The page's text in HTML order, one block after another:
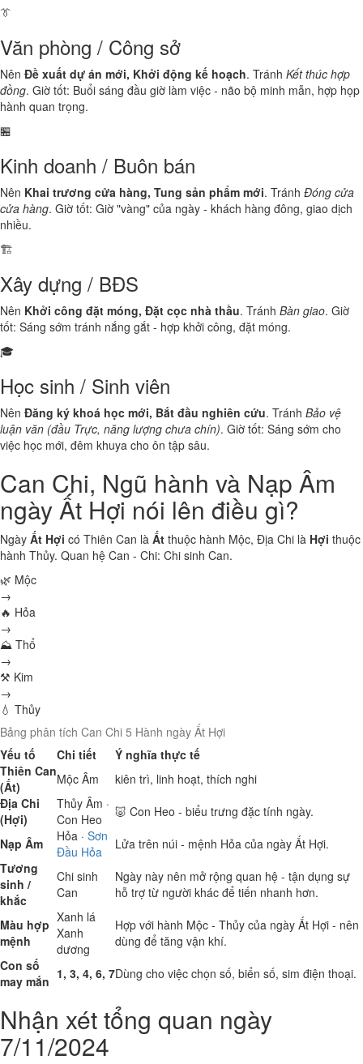
👔
Văn phòng / Công sở
Nên Đề xuất dự án mới, Khởi động kế hoạch. Tránh Kết thúc hợp
đồng. Giờ tốt: Buổi sáng đầu giờ làm việc - não bộ minh mẫn, hợp họp
hành quan trọng.
🏪
Kinh doanh / Buôn bán
Nên Khai trương cửa hàng, Tung sản phẩm mới. Tránh Đóng cửa
cửa hàng. Giờ tốt: Giờ "vàng" của ngày - khách hàng đông, giao dịch
nhiều.
🏗️
Xây dựng / BĐS
Nên Khởi công đặt móng, Đặt cọc nhà thầu. Tránh Bàn giao. Giờ
tốt: Sáng sớm tránh nắng gắt - hợp khởi công, đặt móng.
🎓
Học sinh / Sinh viên
Nên Đăng ký khoá học mới, Bắt đầu nghiên cứu. Tránh Bảo vệ
luận văn (đầu Trực, năng lượng chưa chín). Giờ tốt: Sáng sớm cho
việc học mới, đêm khuya cho ôn tập sâu.
Can Chi, Ngũ hành và Nạp Âm
ngày Ất Hợi nói lên điều gì?
Ngày Ất Hợi có Thiên Can là Ất thuộc hành Mộc, Địa Chi là Hợi thuộc
hành Thủy. Quan hệ Can - Chi: Chi sinh Can.
🌿 Mộc
→
🔥 Hỏa
→
⛰ Thổ
→
⚒ Kim
→
💧 Thủy
Bảng phân tích Can Chi 5 Hành ngày Ất Hợi
Yếu tố
Chi tiết
Ý nghĩa thực tế
Thiên Can
(Ất)
Mộc Âm
kiên trì, linh hoạt, thích nghi
Địa Chi
(Hợi)
Thủy Âm ·
Con Heo
🐷 Con Heo - biểu trưng đặc tính ngày.
Nạp Âm
Hỏa · Sơn
Đầu Hỏa
Lửa trên núi - mệnh Hỏa của ngày Ất Hợi.
Tương
sinh /
khắc
Chi sinh
Can
Ngày này nên mở rộng quan hệ - tận dụng sự
hỗ trợ từ người khác để tiến nhanh hơn.
Màu hợp
mệnh
Xanh lá
Xanh
dương
Hợp với hành Mộc - Thủy của ngày Ất Hợi - nên
dùng để tăng vận khí.
Con số
may mắn 1, 3, 4, 6, 7Dùng cho việc chọn số, biển số, sim điện thoại.
Nhận xét tổng quan ngày
7/11/2024